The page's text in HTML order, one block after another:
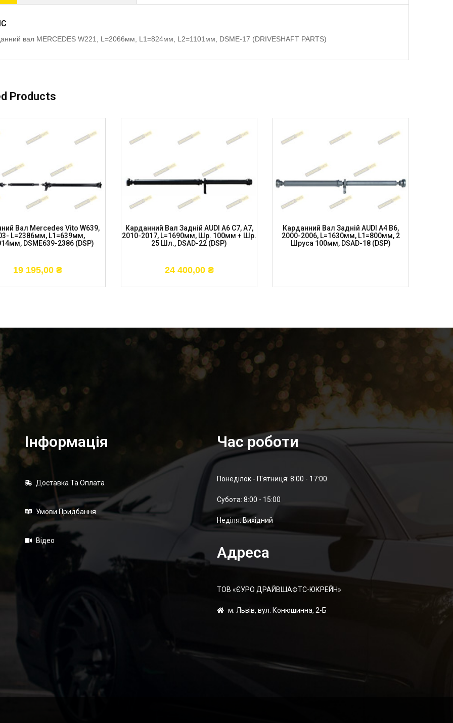
вал MERCEDES W221, L=2066мм, L1=824мм, L2=1101мм, DSME-17 (DRIVESHAFT PARTS)
Products
Вал Mercedes Vito W639,
L=2386мм, L1=639мм,
DSME639-2386 (DSP)
19 195,00 ₴
Карданний Вал Задній AUDI A6 C7, A7,
2010-2017, L=1690мм, Шр. 100мм + Шр.
25 Шл., DSAD-22 (DSP)
24 400,00 ₴
Карданний Вал Задній AUDI A4 B6,
2000-2006, L=1630мм, L1=800мм, 2
Шруса 100мм, DSAD-18 (DSP)
Інформація
Доставка Та Оплата
Умови Придбання
Відео
Час роботи
Понеділок - П'ятниця: 8:00 - 17:00
Суботa: 8:00 - 15:00
Неділя: Вихідний
Адреса
ТОВ «ЄУРО ДРАЙВШАФТC-ЮКРЕЙН»
м. Львів, вул. Конюшинна, 2-Б